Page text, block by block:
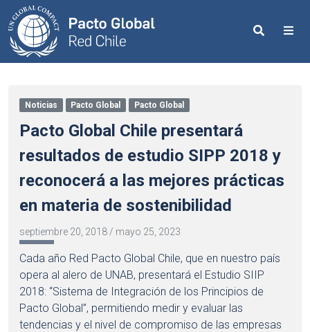
Search
Noticias Pacto Global Pacto Global
Pacto Global Chile presentará
resultados de estudio SIPP 2018 y
reconocerá a las mejores prácticas
en materia de sostenibilidad
septiembre 20, 2018 / mayo 25, 2023
Cada año Red Pacto Global Chile, que en nuestro país
opera al alero de UNAB, presentará el Estudio SIIP
2018: “Sistema de Integración de los Principios de
Pacto Global”, permitiendo medir y evaluar las
tendencias y el nivel de compromiso de las empresas